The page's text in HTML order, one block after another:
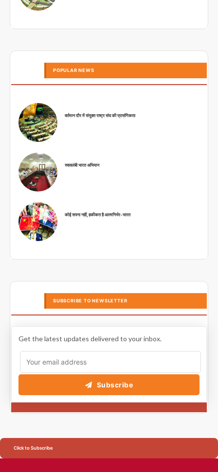
POPULAR NEWS
वर्तमान दौर में संयुक्त राष्ट्र संघ की प्रासंगिकता
स्वावलंबी भारत अभियान
कोई सपना नहीं, हकीकत है आत्मनिर्भर-भारत
SUBSCRIBE TO NEWSLETTER
Get the latest updates delivered to your inbox.
Subscribe
Click to Subscribe